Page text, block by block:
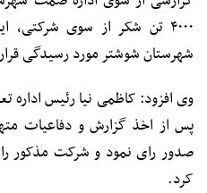
۴۰۰۰ تن شکر از سوی
شهرستان شوشتر مورد رسیدگی
وی افزود: کاظمی نیا رئیس
پس از اخذ گزارش و دفاعیات
کرد.